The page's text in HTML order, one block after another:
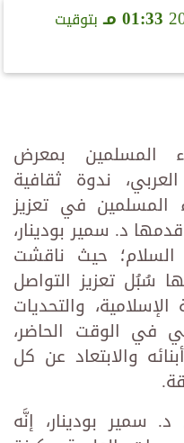
01:33 مـ
بتوقيت
المسلمين بمعرض
ندوة ثقافية
في تعزيز
د. سمير بودينار،
السلام؛ حيث ناقشت
سُبُل تعزيز التواصل
والتحديات
في الوقت الحاضر،
والابتعاد عن كل
سمير بودينار، إنَّه